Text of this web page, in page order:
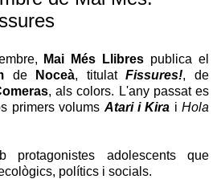
Mai Més Llibres publica el
de Noceà, titulatFissures!, de
, als colors. L'any passat es
primers volums Atari i Kira iHola
adolescents que
polítics i socials.